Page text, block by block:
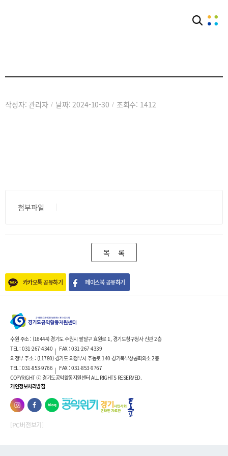
작성자: 관리자 / 날짜: 2024-10-30 / 조회수: 1412
첨부파일
카카오톡 공유하기 페이스북 공유하기
목 록
수원 주소 : (16444) 경기도 수원시 팔달구 효원로 1, 경기도청구청사 신관 2층
TEL : 031-267-4340 | FAX : 031-267-4339
의정부 주소 : (11780) 경기도 의정부시 추동로 140 경기북부상공회의소 2층
TEL : 031-853-9766 | FAX : 031-853-9767
COPYRIGHT ⓒ 경기도공익활동지원센터 ALL RIGHTS RESERVED.
개인정보처리방침
[PC버전보기]